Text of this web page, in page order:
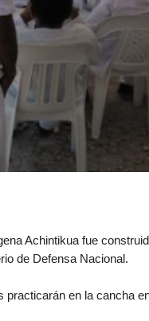
Achintikua fue
de Defensa Nacional.
en la cancha